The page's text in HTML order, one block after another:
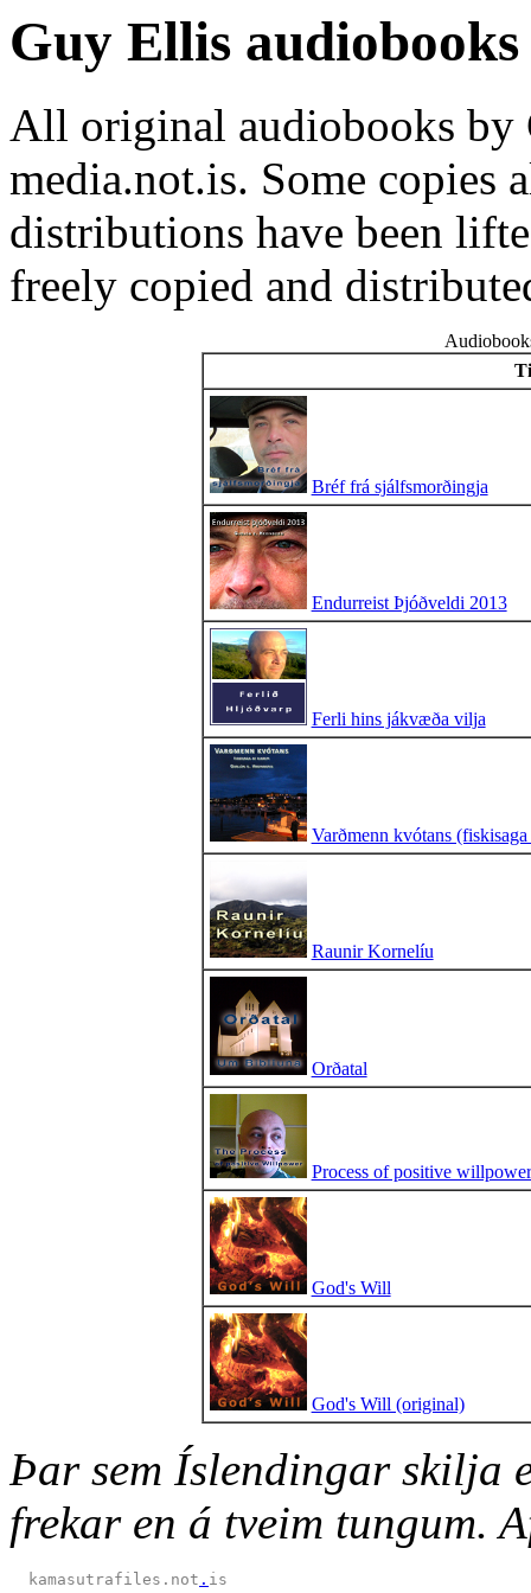
Guy Ellis audiobooks
All original audiobooks by
media.not.is. Some copies
distributions have been
freely copied and
Bréf frá sjálfsmorðingja
Endurreist Þjóðveldi 2013
Ferli hins jákvæða vilja
Varðmenn kvótans
Raunir Kornelíu
Orðatal
Process of positive willpower
God's Will
God's Will (original)
Þar sem Íslendingar skilja
frekar en á tveim tungum.
  kamasutrafiles.not
.